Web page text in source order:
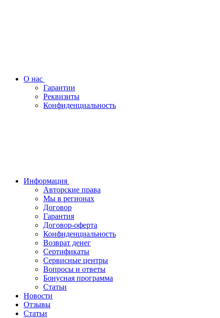
О нас
Гарантии
Реквизиты
Конфиденциальность
Информация
Авторские права
Мы в регионах
Договор
Гарантия
Договор-оферта
Конфиденциальность
Возврат денег
Сертификаты
Сервисные центры
Вопросы и ответы
Бонусная программа
Статьи
Новости
Отзывы
Статьи